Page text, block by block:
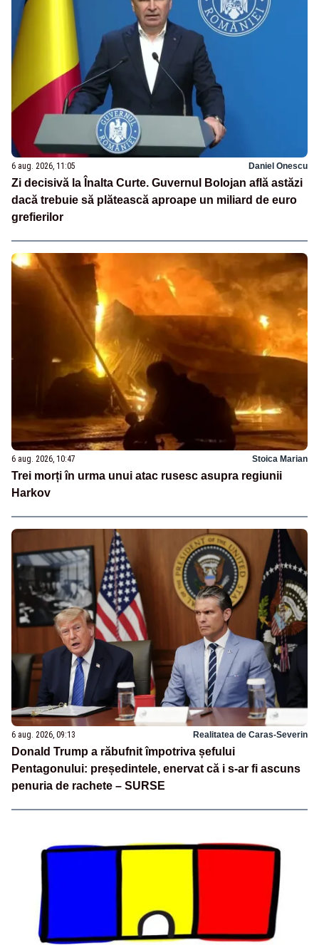
6 aug. 2026, 11:05 Daniel Onescu
Zi decisivă la Înalta Curte. Guvernul Bolojan află astăzi
dacă trebuie să plătească aproape un miliard de euro
grefierilor
6 aug. 2026, 10:47 Stoica Marian
Trei morți în urma unui atac rusesc asupra regiunii
Harkov
6 aug. 2026, 09:13 Realitatea de Caras-Severin
Donald Trump a răbufnit împotriva șefului
Pentagonului: președintele, enervat că i s-ar fi ascuns
penuria de rachete – SURSE